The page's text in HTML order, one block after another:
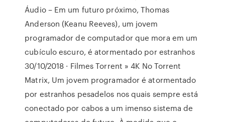
Áudio – Em um futuro próximo, Thomas
Anderson (Keanu Reeves), um jovem
programador de computador que mora em um
cubículo escuro, é atormentado por estranhos
30/10/2018 · Filmes Torrent » 4K No Torrent
Matrix, Um jovem programador é atormentado
por estranhos pesadelos nos quais sempre está
conectado por cabos a um imenso sistema de